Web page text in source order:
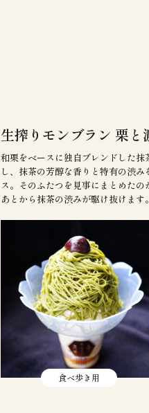
生搾りモンブラン 栗と
和栗をベースに独自ブレンドした
し、抹茶の芳醇な香りと特有の渋
ス。そのふたつを見事にまとめた
あとから抹茶の渋みが駆け抜けます。
食べ歩き用